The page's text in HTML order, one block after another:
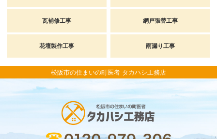
瓦補修工事 網戸張替工事
花壇製作工事 雨漏り工事
松阪市の住まいの町医者 タカハシ工務店